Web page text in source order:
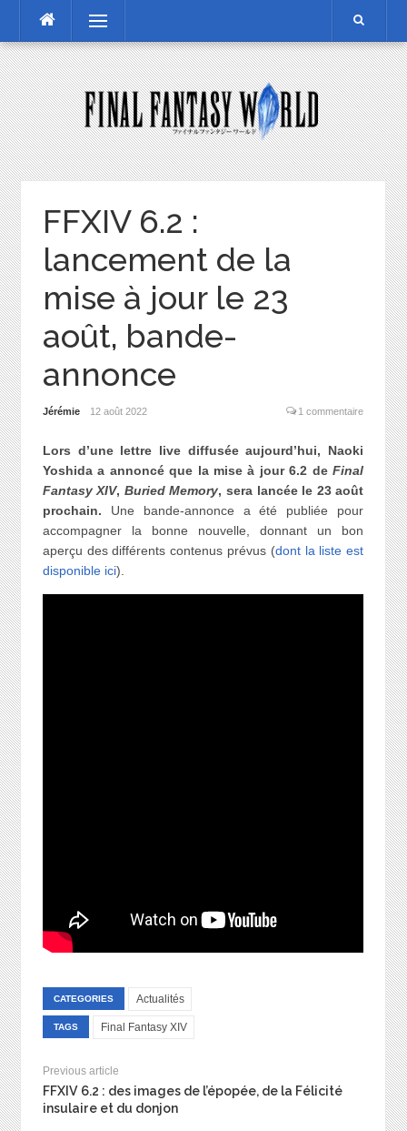
content
Menu
FFXIV 6.2 :
lancement de la
mise à jour le 23
août, bande-
annonce
Jérémie 12 août 2022 1 commentaire
Lors d’une lettre live diffusée aujourd’hui, Naoki
Yoshida a annoncé que la mise à jour 6.2 deFinal
Fantasy XIV, Buried Memory, sera lancée le 23 août
prochain. Une bande-annonce a été publiée pour
accompagner la bonne nouvelle, donnant un bon
aperçu des différents contenus prévus (dont la liste est
disponible ici).
CATEGORIES Actualités
TAGS Final Fantasy XIV
Previous article
FFXIV 6.2 : des images de l’épopée, de la Félicité
insulaire et du donjon